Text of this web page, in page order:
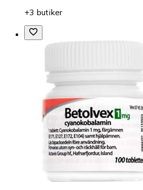
+3 butiker